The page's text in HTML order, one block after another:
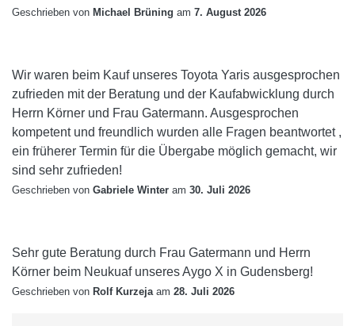
Geschrieben von Michael Brüning am 7. August 2026
Wir waren beim Kauf unseres Toyota Yaris ausgesprochen
zufrieden mit der Beratung und der Kaufabwicklung durch
Herrn Körner und Frau Gatermann. Ausgesprochen
kompetent und freundlich wurden alle Fragen beantwortet ,
ein früherer Termin für die Übergabe möglich gemacht, wir
sind sehr zufrieden!
Geschrieben von Gabriele Winter am 30. Juli 2026
Sehr gute Beratung durch Frau Gatermann und Herrn
Körner beim Neukuaf unseres Aygo X in Gudensberg!
Geschrieben von Rolf Kurzejaam 28. Juli 2026